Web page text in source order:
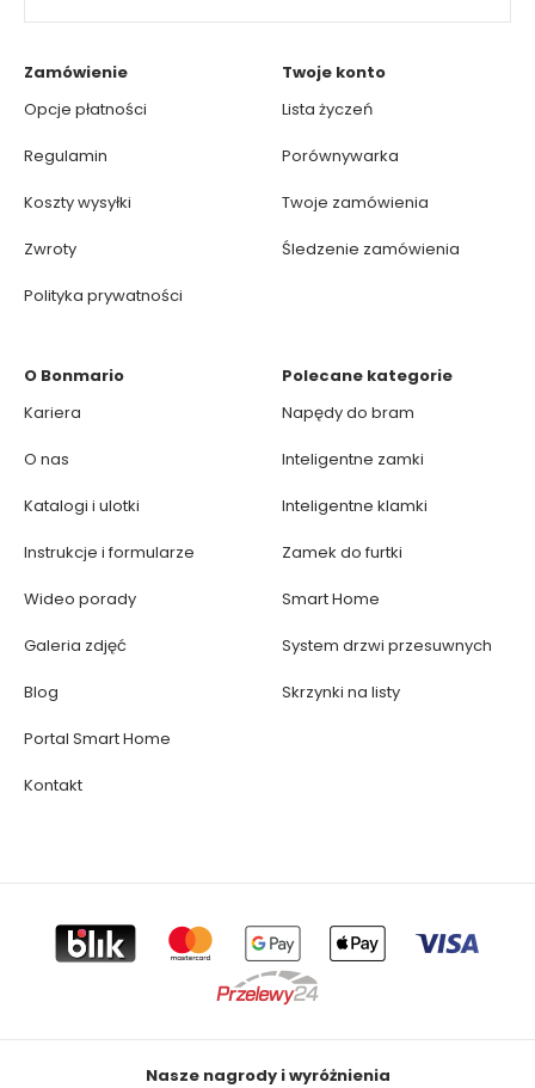
Zamówienie
Opcje płatności
Regulamin
Koszty wysyłki
Zwroty
Polityka prywatności
Twoje konto
Lista życzeń
Porównywarka
Twoje zamówienia
Śledzenie zamówienia
O Bonmario
Kariera
O nas
Katalogi i ulotki
Instrukcje i formularze
Wideo porady
Galeria zdjęć
Blog
Portal Smart Home
Kontakt
Polecane kategorie
Napędy do bram
Inteligentne zamki
Inteligentne klamki
Zamek do furtki
Smart Home
System drzwi przesuwnych
Skrzynki na listy
Nasze nagrody i wyróżnienia